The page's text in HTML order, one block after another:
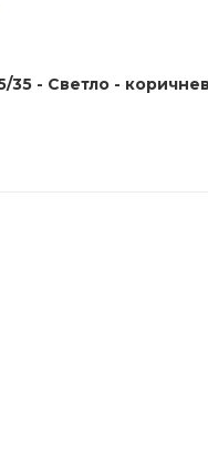
Wella Professional Illumina Color -